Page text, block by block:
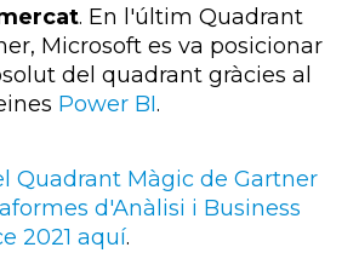
. En l'últim Quadrant
, Microsoft es va posicionar
del quadrant gràcies al
Power BI.
Quadrant Màgic de Gartner
d'Anàlisi i Business
2021 aquí.